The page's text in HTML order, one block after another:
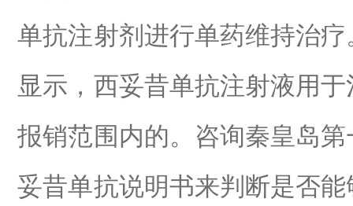
单抗注射剂进行单药维持治
显示，西妥昔单抗注射液用
报销范围内的。咨询秦皇岛
妥昔单抗说明书来判断是否